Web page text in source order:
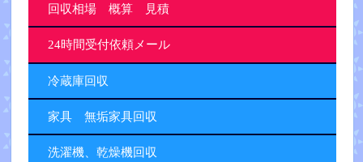
回収相場 概算 見積
24時間受付依頼メール
冷蔵庫回収
家具 無垢家具回収
洗濯機、乾燥機回収